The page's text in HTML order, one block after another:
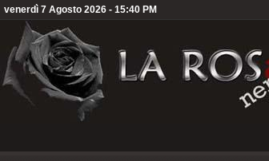
venerdì 7 Agosto 2026 - 15:40 PM